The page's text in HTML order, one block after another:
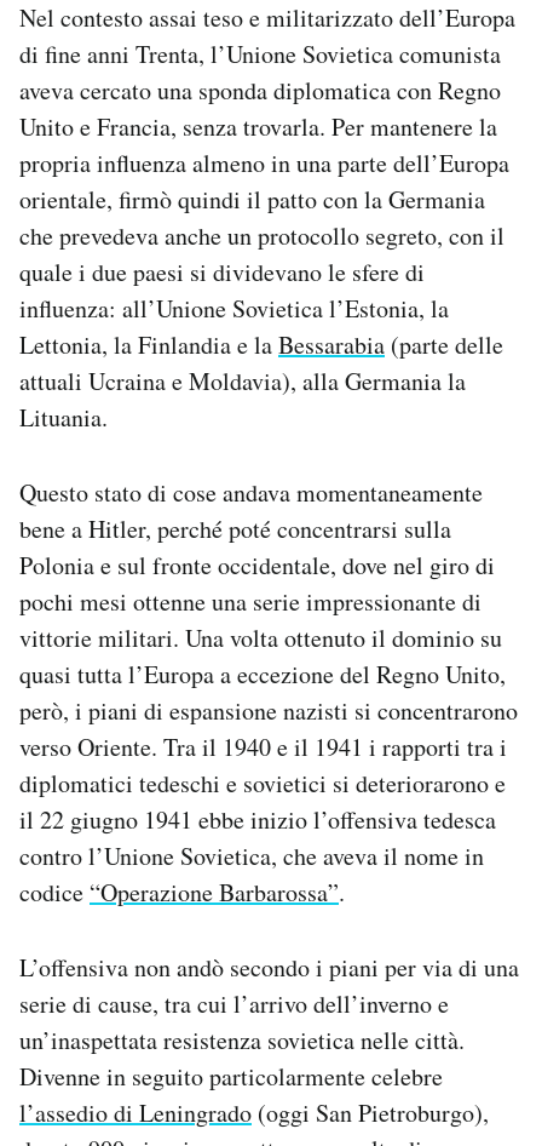
Nel contesto assai teso e militarizzato dell’Europa
di fine anni Trenta, l’Unione Sovietica comunista
aveva cercato una sponda diplomatica con Regno
Unito e Francia, senza trovarla. Per mantenere la
propria influenza almeno in una parte dell’Europa
orientale, firmò quindi il patto con la Germania
che prevedeva anche un protocollo segreto, con il
quale i due paesi si dividevano le sfere di
influenza: all’Unione Sovietica l’Estonia, la
Lettonia, la Finlandia e laBessarabia (parte delle
attuali Ucraina e Moldavia), alla Germania la
Lituania.
Questo stato di cose andava momentaneamente
bene a Hitler, perché poté concentrarsi sulla
Polonia e sul fronte occidentale, dove nel giro di
pochi mesi ottenne una serie impressionante di
vittorie militari. Una volta ottenuto il dominio su
quasi tutta l’Europa a eccezione del Regno Unito,
però, i piani di espansione nazisti si concentrarono
verso Oriente. Tra il 1940 e il 1941 i rapporti tra i
diplomatici tedeschi e sovietici si deteriorarono e
il 22 giugno 1941 ebbe inizio l’offensiva tedesca
contro l’Unione Sovietica, che aveva il nome in
codice “Operazione Barbarossa”.
L’offensiva non andò secondo i piani per via di una
serie di cause, tra cui l’arrivo dell’inverno e
un’inaspettata resistenza sovietica nelle città.
Divenne in seguito particolarmente celebre
l’assedio di Leningrado (oggi San Pietroburgo),